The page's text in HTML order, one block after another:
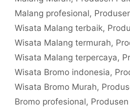
Malang profesional,
Wisata Malang terbaik,
Wisata Malang termurah,
Wisata Malang terpercaya,
Wisata Bromo indonesia,
Wisata Bromo Murah,
Bromo profesional,